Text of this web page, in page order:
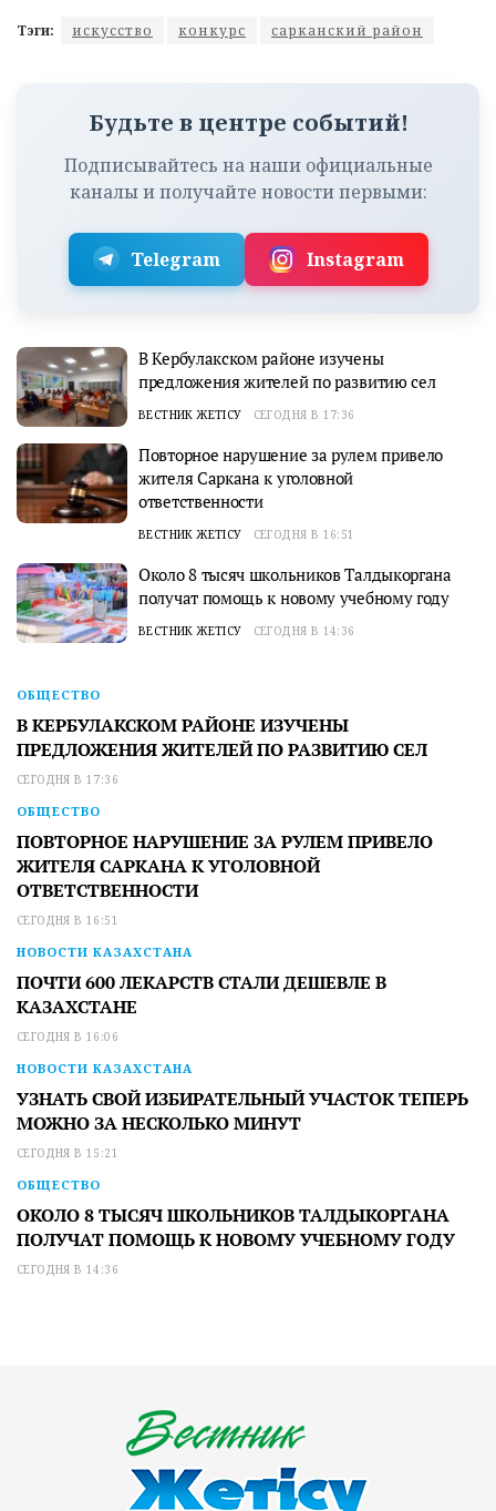
Тэги: искусство конкурс сарканский район
Будьте в центре событий!
Подписывайтесь на наши официальные
каналы и получайте новости первыми:
Telegram Instagram
В Кербулакском районе изучены
предложения жителей по развитию сел
ВЕСТНИК ЖЕТІСУ СЕГОДНЯ В 17:36
Повторное нарушение за рулем привело
жителя Саркана к уголовной
ответственности
ВЕСТНИК ЖЕТІСУ СЕГОДНЯ В 16:51
Около 8 тысяч школьников Талдыкоргана
получат помощь к новому учебному году
ВЕСТНИК ЖЕТІСУ СЕГОДНЯ В 14:36
ОБЩЕСТВО
В КЕРБУЛАКСКОМ РАЙОНЕ ИЗУЧЕНЫ
ПРЕДЛОЖЕНИЯ ЖИТЕЛЕЙ ПО РАЗВИТИЮ СЕЛ
СЕГОДНЯ В 17:36
ОБЩЕСТВО
ПОВТОРНОЕ НАРУШЕНИЕ ЗА РУЛЕМ ПРИВЕЛО
ЖИТЕЛЯ САРКАНА К УГОЛОВНОЙ
ОТВЕТСТВЕННОСТИ
СЕГОДНЯ В 16:51
НОВОСТИ КАЗАХСТАНА
ПОЧТИ 600 ЛЕКАРСТВ СТАЛИ ДЕШЕВЛЕ В
КАЗАХСТАНЕ
СЕГОДНЯ В 16:06
НОВОСТИ КАЗАХСТАНА
УЗНАТЬ СВОЙ ИЗБИРАТЕЛЬНЫЙ УЧАСТОК ТЕПЕРЬ
МОЖНО ЗА НЕСКОЛЬКО МИНУТ
СЕГОДНЯ В 15:21
ОБЩЕСТВО
ОКОЛО 8 ТЫСЯЧ ШКОЛЬНИКОВ ТАЛДЫКОРГАНА
ПОЛУЧАТ ПОМОЩЬ К НОВОМУ УЧЕБНОМУ ГОДУ
СЕГОДНЯ В 14:36